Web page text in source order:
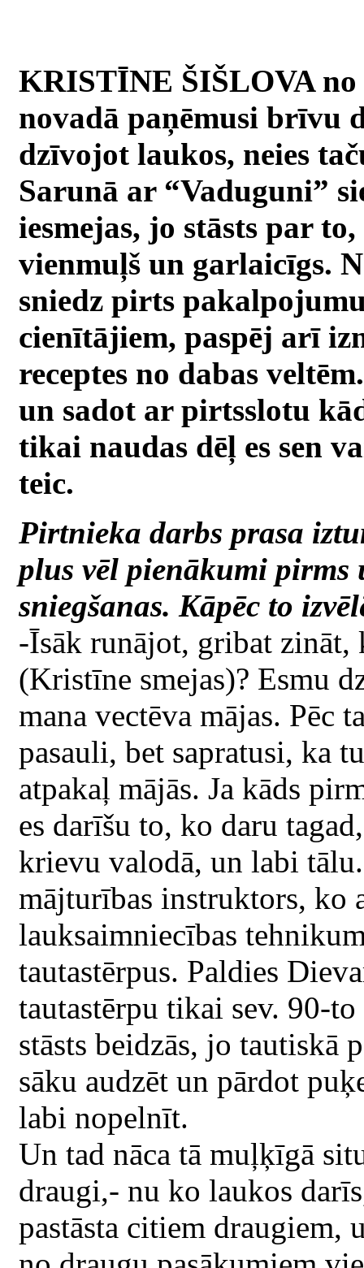
KRISTĪNE ŠIŠLOVA
novadā paņēmusi brīvu
dzīvojot laukos, neies
Sarunā ar “Vaduguni”
iesmejas, jo stāsts par
vienmuļš un garlaicīgs.
sniedz pirts
cienītājiem, paspēj arī
receptes no dabas
un sadot ar pirtsslotu
tikai naudas dēļ es sen
teic.
Pirtnieka darbs prasa
plus vēl pienākumi pirms
sniegšanas. Kāpēc to
-Īsāk runājot, gribat zināt,
(Kristīne smejas)? Esmu
mana vectēva mājas. Pēc
pasauli, bet sapratusi, ka
atpakaļ mājās. Ja kāds
es darīšu to, ko daru
krievu valodā, un labi
mājturības instruktors, ko
lauksaimniecības
tautastērpus. Paldies
tautastērpu tikai sev. 90-
stāsts beidzās, jo tautiskā
sāku audzēt un pārdot
labi nopelnīt.
Un tad nāca tā muļķīgā
draugi,- nu ko laukos
pastāsta citiem